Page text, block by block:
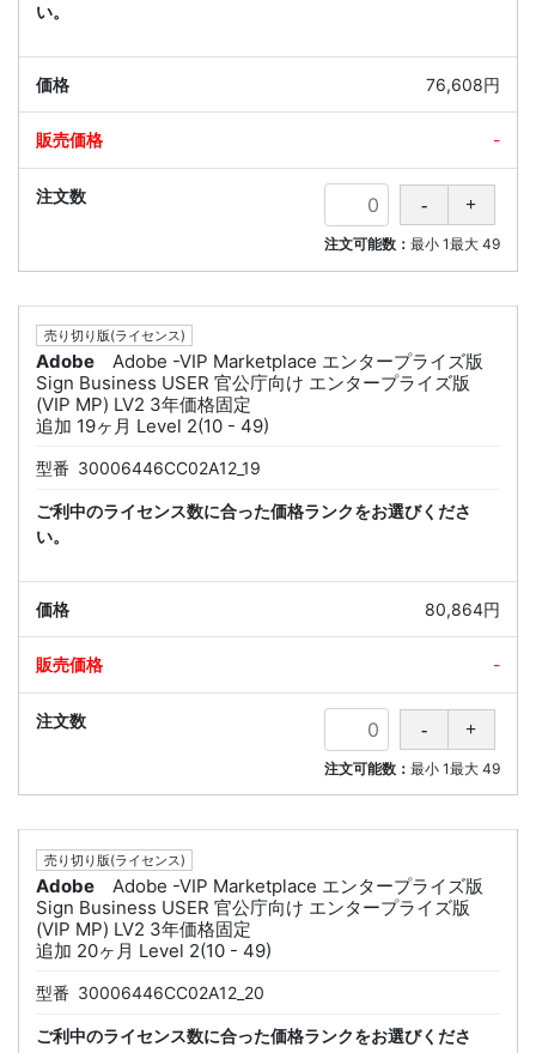
い。
76,608円
-
注文可能数： 最小 1最大 49
売り切り版(ライセンス)
Adobe
Adobe -VIP Marketplace エンタープライズ版
Sign Business USER 官公庁向け エンタープライズ版
(VIP MP) LV2 3年価格固定
追加 19ヶ月 Level 2(10 - 49)
型番 30006446CC02A12_19
ご利中のライセンス数に合った価格ランクをお選びくださ
い。
80,864円
-
注文可能数： 最小 1最大 49
売り切り版(ライセンス)
Adobe
Adobe -VIP Marketplace エンタープライズ版
Sign Business USER 官公庁向け エンタープライズ版
(VIP MP) LV2 3年価格固定
追加 20ヶ月 Level 2(10 - 49)
型番 30006446CC02A12_20
ご利中のライセンス数に合った価格ランクをお選びくださ